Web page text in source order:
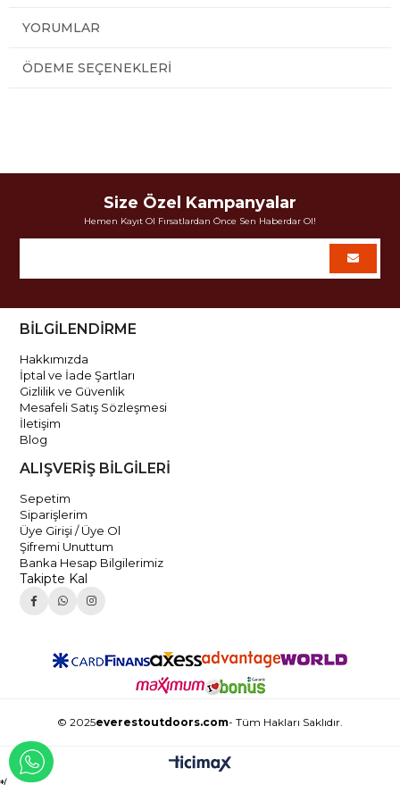
YORUMLAR
ÖDEME SEÇENEKLERI
Size Özel Kampanyalar
Hemen Kayıt Ol Fırsatlardan Önce Sen Haberdar Ol!
BİLGİLENDİRME
Hakkımızda
İptal ve İade Şartları
Gizlilik ve Güvenlik
Mesafeli Satış Sözleşmesi
İletişim
Blog
ALIŞVERİŞ BİLGİLERİ
Sepetim
Siparişlerim
Üye Girişi / Üye Ol
Şifremi Unuttum
Banka Hesap Bilgilerimiz
Takipte Kal
© 2025everestoutdoors.com- Tüm Hakları Saklıdır.
WHATSAPP İLE İLETİŞİME GEÇ